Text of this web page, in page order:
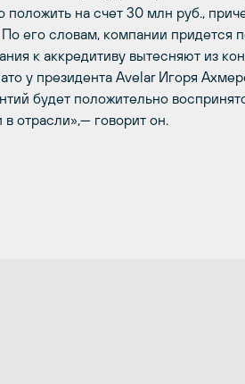
положить на счет 30 млн руб.,
его словам, компании придется
к аккредитиву вытесняют из
у президента Avelar Игоря
будет положительно
отрасли»,— говорит он.